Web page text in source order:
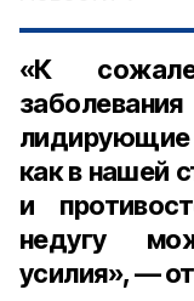
«К
как в нашей
и
недугу
усилия», —